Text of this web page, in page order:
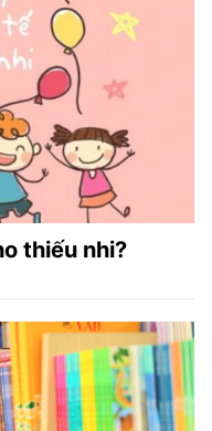
thiếu nhi?